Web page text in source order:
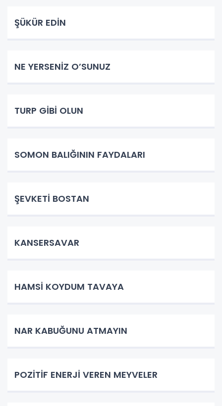
ŞÜKÜR EDİN
NE YERSENİZ O’SUNUZ
TURP GİBİ OLUN
SOMON BALIĞININ FAYDALARI
ŞEVKETİ BOSTAN
KANSERSAVAR
HAMSİ KOYDUM TAVAYA
NAR KABUĞUNU ATMAYIN
POZİTİF ENERJİ VEREN MEYVELER